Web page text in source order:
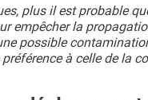
plus il est probable
empêcher la
possible
à celle de la